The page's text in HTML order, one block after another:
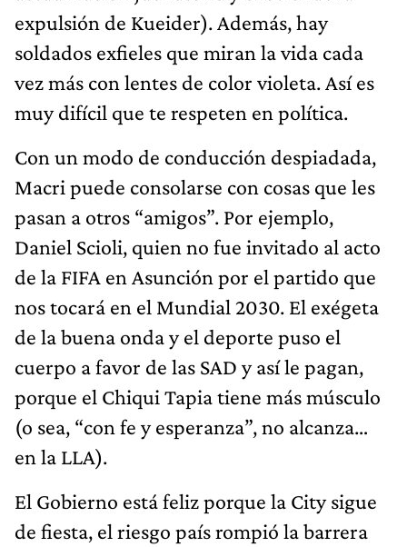
expulsión de Kueider). Además, hay
soldados exfieles que miran la vida cada
vez más con lentes de color violeta. Así es
muy difícil que te respeten en política.
Con un modo de conducción despiadada,
Macri puede consolarse con cosas que les
pasan a otros “amigos”. Por ejemplo,
Daniel Scioli, quien no fue invitado al acto
de la FIFA en Asunción por el partido que
nos tocará en el Mundial 2030. El exégeta
de la buena onda y el deporte puso el
cuerpo a favor de las SAD y así le pagan,
porque el Chiqui Tapia tiene más músculo
(o sea, “con fe y esperanza”, no alcanza…
en la LLA).
El Gobierno está feliz porque la City sigue
de fiesta, el riesgo país rompió la barrera